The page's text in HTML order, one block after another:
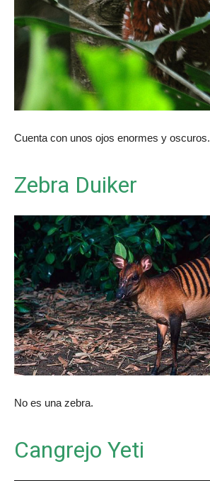
Cuenta con unos ojos enormes y oscuros.
Zebra Duiker
No es una zebra.
Cangrejo Yeti